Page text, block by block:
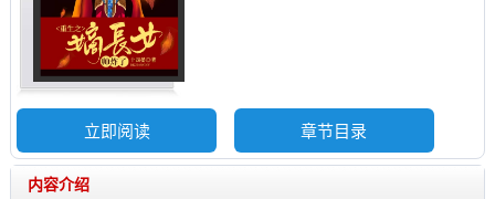
立即阅读 章节目录
内容介绍